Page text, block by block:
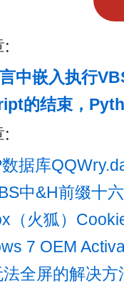
:
中嵌入执行
的结束，
:
据库
中&H前缀十
（火狐）
7 OEM
法全屏的解决方